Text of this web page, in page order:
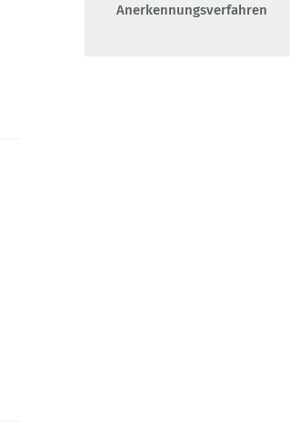
Anerkennungsverfahren